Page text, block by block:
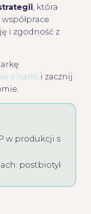
, która
i zgodność z
z nami i zacznij
w produkcji
postbiotyki i